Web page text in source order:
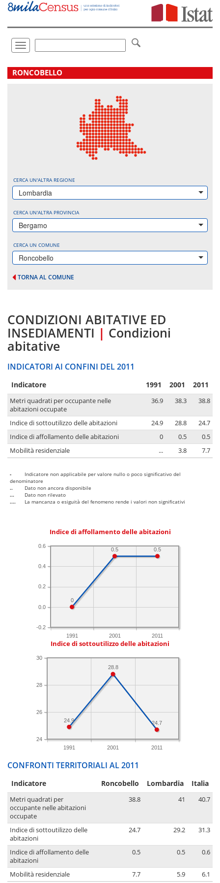
Vai
direttamente
Toggle
navigation
.
RONCOBELLO
CERCA UN'ALTRA REGIONE
Lombardia
CERCA UN'ALTRA PROVINCIA
Bergamo
CERCA UN COMUNE
Roncobello
TORNA AL COMUNE
CONDIZIONI ABITATIVE ED
INSEDIAMENTI | Condizioni
abitative
INDICATORI AI CONFINI DEL 2011
Indicatore 1991 2001 2011
Metri quadrati per occupante nelle
abitazioni occupate
36.9 38.3 38.8
Indice di sottoutilizzo delle abitazioni 24.9 28.8
24.7
Indice di affollamento delle abitazioni
0 0.5
0.5
Mobilità residenziale
... 3.8 7.7
-
Indicatore non applicabile per valore nullo o poco significativo del
denominatore
..
Dato non ancora disponibile
...
Dato non rilevato
....
La mancanza o esiguità del fenomeno rende i valori non significativi
Indice di affollamento delle abitazioni
1991 2001 2011
-0.2
0.0
0.2
0.4
0.6
0.5
0.5
0
Indice di sottoutilizzo delle abitazioni
1991 2001 2011
24
26
28
30
24.7
28.8
24.9
CONFRONTI TERRITORIALI AL 2011
Indicatore Roncobello Lombardia Italia
Metri quadrati per
occupante nelle abitazioni
occupate
38.8 41 40.7
Indice di sottoutilizzo delle
abitazioni
24.7 29.2 31.3
Indice di affollamento delle
abitazioni
0.5 0.5 0.6
Mobilità residenziale 7.7 5.9 6.1